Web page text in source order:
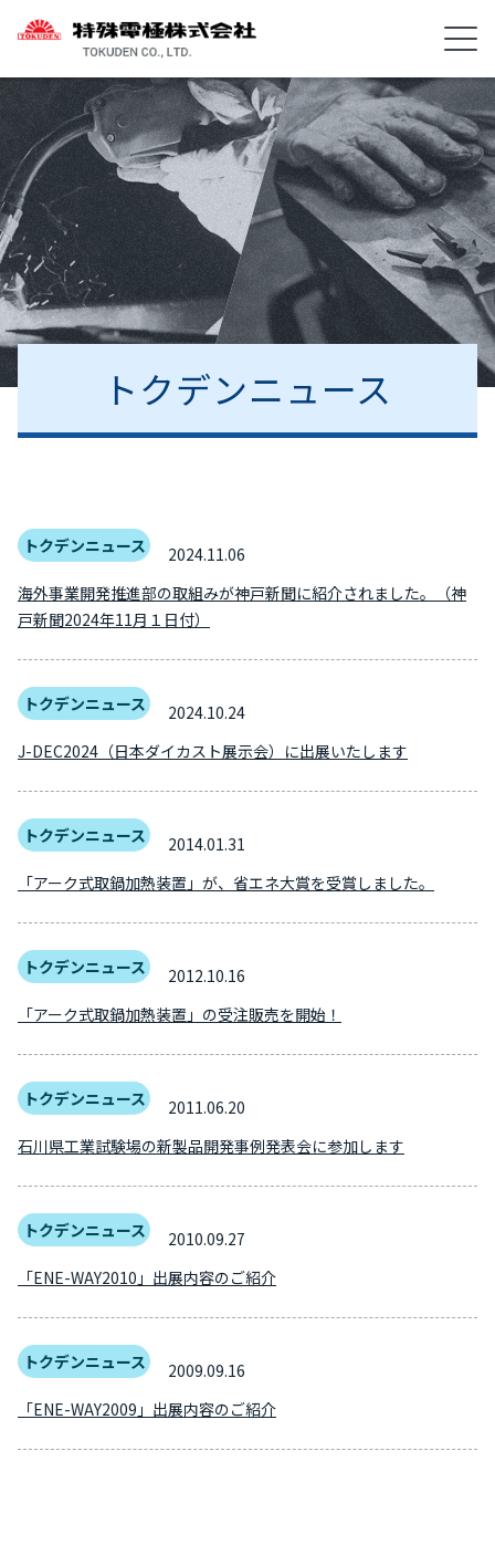
トクデンニュース
トクデンニュース
2024.11.06
海外事業開発推進部の取組みが神戸新聞に紹介されました。（神
戸新聞2024年11月１日付）
トクデンニュース
2024.10.24
J-DEC2024（日本ダイカスト展示会）に出展いたします
トクデンニュース
2014.01.31
「アーク式取鍋加熱装置」が、省エネ大賞を受賞しました。
トクデンニュース
2012.10.16
「アーク式取鍋加熱装置」の受注販売を開始！
トクデンニュース
2011.06.20
石川県工業試験場の新製品開発事例発表会に参加します
トクデンニュース
2010.09.27
「ENE-WAY2010」出展内容のご紹介
トクデンニュース
2009.09.16
「ENE-WAY2009」出展内容のご紹介